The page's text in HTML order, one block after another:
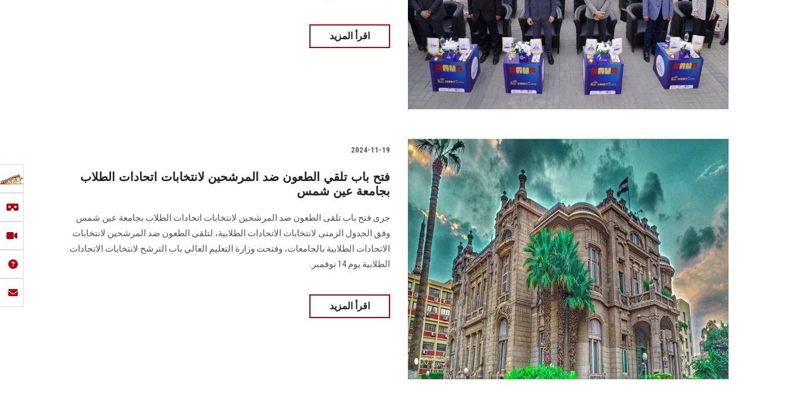
اقرأ المزيد
2024-11-19
فتح باب تلقي الطعون ضد المرشحين لانتخابات اتحادات الطلاب
بجامعة عين شمس
جرى فتح باب تلقى الطعون ضد المرشحين لانتخابات اتحادات الطلاب بجامعة عين شمس
وفق ‏الجدول الزمنى لانتخابات الاتحادات الطلابية، لتلقى الطعون ضد المرشحين لانتخابات
الاتحادات ‏الطلابية بالجامعات، وفتحت وزارة التعليم العالي باب الترشح لانتخابات الاتحادات
‏الطلابية يوم 14 نوفمبر.
اقرأ المزيد